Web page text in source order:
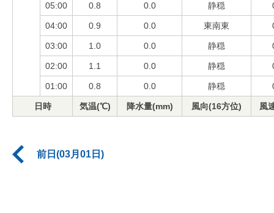
05:00 0.8 0.0 静穏
04:00 0.9 0.0 東南東
03:00 1.0 0.0 静穏
02:00 1.1 0.0 静穏
01:00 0.8 0.0 静穏
日時 気温(℃) 降水量(mm) 風向(16方位) 風
前日(03月01日)